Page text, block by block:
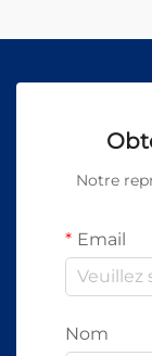
Notre
Email
Nom